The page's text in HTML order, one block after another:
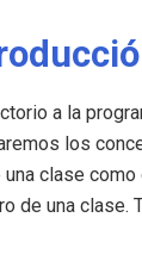
a la
los
clase
de una clase.